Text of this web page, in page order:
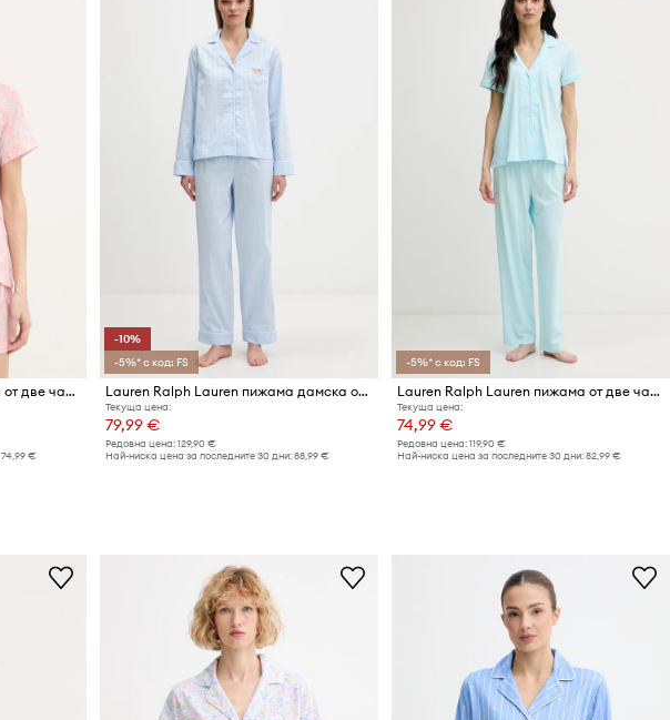
Lauren Ralph Lauren пижама от две части дамска с вискоза
74,99 €
-10%
-5%* с код: FS
Lauren Ralph Lauren пижама дамска от памук
Текуща цена:
79,99 €
Редовна цена: 129,90 €
Най-ниска цена за последните 30 дни: 88,99 €
-5%* с код: FS
Lauren Ralph Lauren пижама от две части дамска с памук
Текуща цена:
74,99 €
Редовна цена: 119,90 €
Най-ниска цена за последните 30 дни: 82,99 €